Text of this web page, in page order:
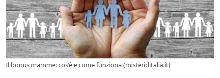
Il bonus mamme: cos’è e come funziona (misteriditalia.it)